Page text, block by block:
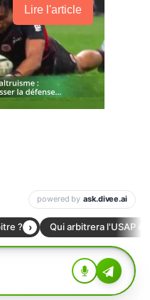
Lire l'article